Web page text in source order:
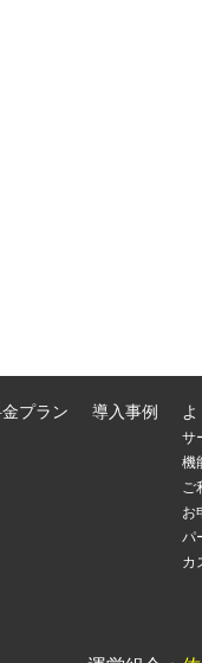
プラン 導入事例
サ
機
ご
お
パ
カ